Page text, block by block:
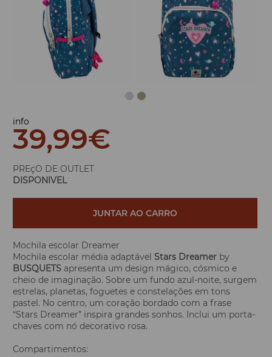
info
39,99€
PREçO DE OUTLET
DISPONIVEL
JUNTAR AO CARRO
Mochila escolar Dreamer
Mochila escolar média adaptável Stars Dreamer by
BUSQUETS apresenta um design mágico, cósmico e
cheio de imaginação. Sobre um fundo azul-noite, surgem
estrelas, planetas, foguetes e constelações em tons
pastel. No centro, um coração bordado com a frase
“Stars Dreamer” inspira grandes sonhos. Inclui um porta-
chaves com nó decorativo rosa.
Compartimentos: